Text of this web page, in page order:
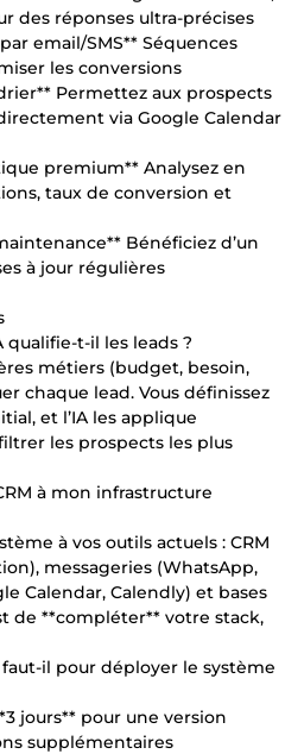
des réponses ultra-précises
email/SMS** Séquences
les conversions
Permettez aux prospects
via Google Calendar
premium** Analysez en
taux de conversion et
Bénéficiez d’un
à jour régulières
t-il les leads ?
métiers (budget, besoin,
chaque lead. Vous définissez
et l’IA les applique
les prospects les plus
à mon infrastructure
à vos outils actuels : CRM
messageries (WhatsApp,
Calendar, Calendly) et bases
de **compléter** votre stack,
il pour déployer le système
jours** pour une version
supplémentaires